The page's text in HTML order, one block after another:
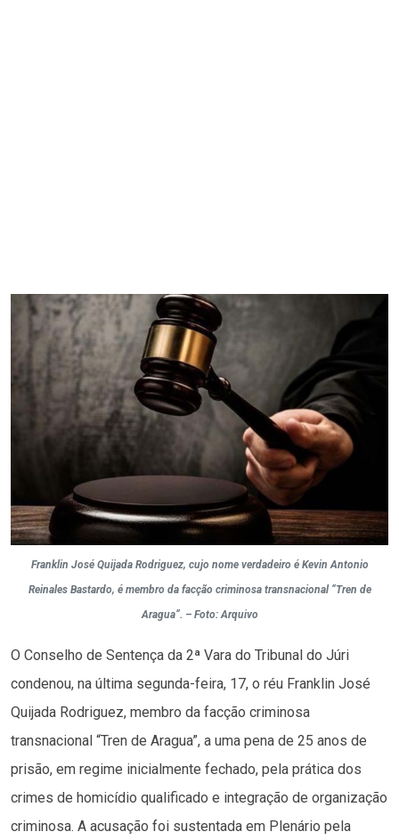
Franklin José Quijada Rodriguez, cujo nome verdadeiro é Kevin Antonio
Reinales Bastardo, é membro da facção criminosa transnacional “Tren de
Aragua”. – Foto: Arquivo
O Conselho de Sentença da 2ª Vara do Tribunal do Júri
condenou, na última segunda-feira, 17, o réu Franklin José
Quijada Rodriguez, membro da facção criminosa
transnacional “Tren de Aragua”, a uma pena de 25 anos de
prisão, em regime inicialmente fechado, pela prática dos
crimes de homicídio qualificado e integração de organização
criminosa. A acusação foi sustentada em Plenário pela